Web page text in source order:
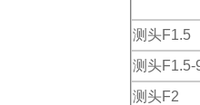
测头F1.5
测头F1.5-
测头F2